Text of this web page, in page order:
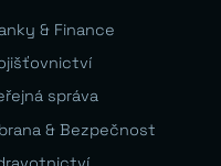
& Finance
správa
& Bezpečnost